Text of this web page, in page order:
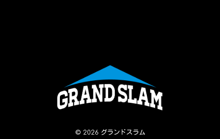
© 2026 グランドスラム